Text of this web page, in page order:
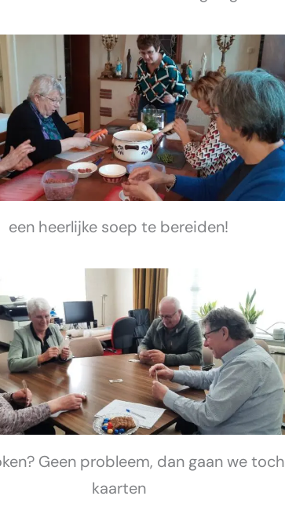
een heerlijke soep te bereiden!
Geen probleem, dan gaan we toch
kaarten